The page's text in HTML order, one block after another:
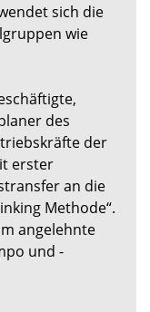
sich die
wie
des
der
erster
an die
Methode“.
angelehnte
und -